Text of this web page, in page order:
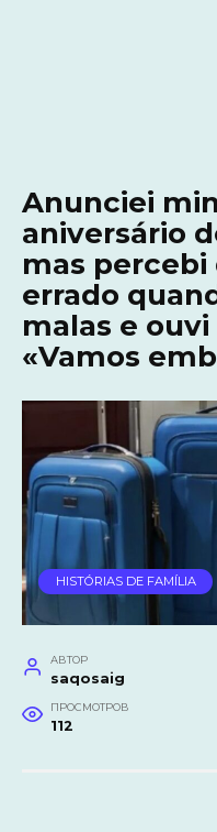
Anunciei
aniversário
mas percebi
errado
malas e
«Vamos
HISTÓRIAS DE FAMÍLIA
АВТОР
saqosaig
ПРОСМОТРОВ
112